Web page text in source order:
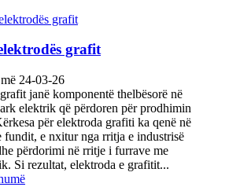
grafit
24-03-26
janë komponentë thelbësorë në
elektrik që përdoren për prodhimin
për elektroda grafiti ka qenë në
fundit, e nxitur nga rritja e industrisë
përdorimi në rritje i furrave me
Si rezultat, elektroda e grafitit...